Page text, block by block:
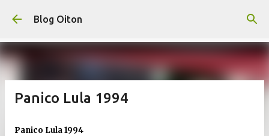
Pular para o conteúdo principal
Blog Oiton
Panico Lula 1994
Panico Lula 1994